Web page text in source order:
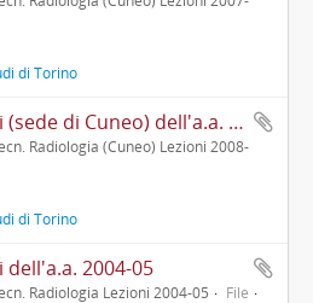
di Torino
Registri delle lezioni (sede di Cuneo) dell'a.a. 2008-09
Radiologia (Cuneo) Lezioni 2008-
di Torino
2004-05
Radiologia Lezioni 2004-05
File